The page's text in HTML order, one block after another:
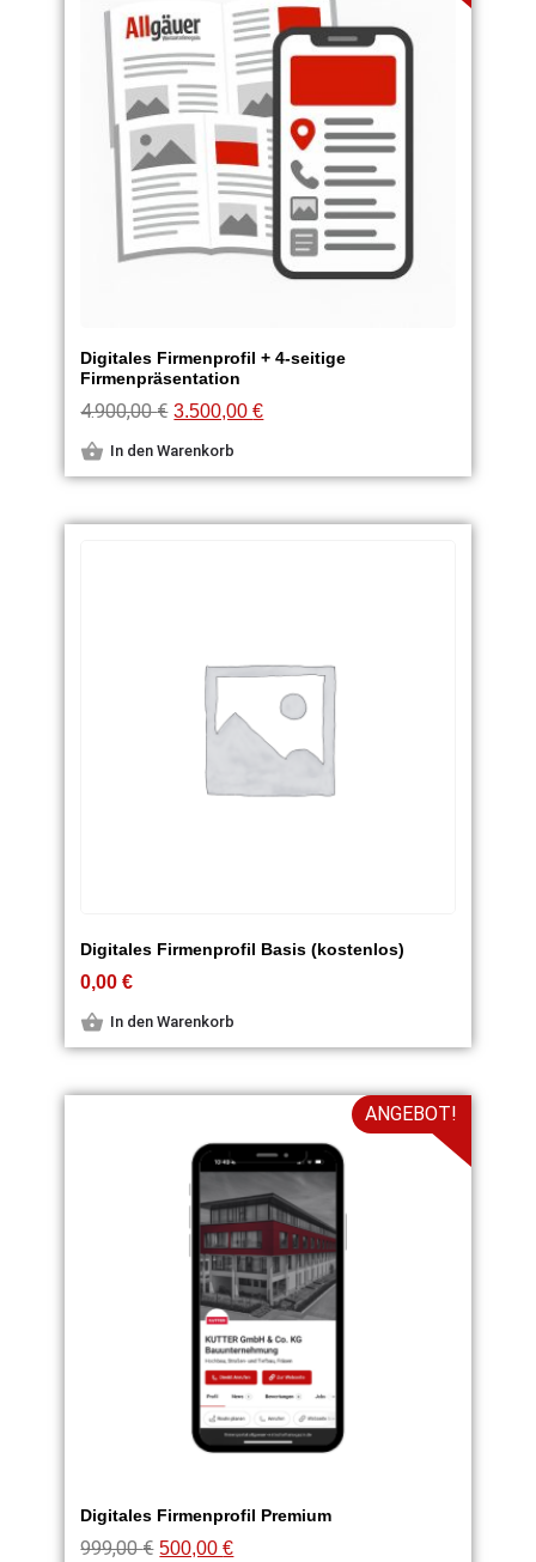
Digitales Firmenprofil + 4-seitige
Firmenpräsentation
4.900,00€ 3.500,00€
In den Warenkorb
Digitales Firmenprofil Basis (kostenlos)
0,00€
In den Warenkorb
ANGEBOT!
Digitales Firmenprofil Premium
999,00€ 500,00€